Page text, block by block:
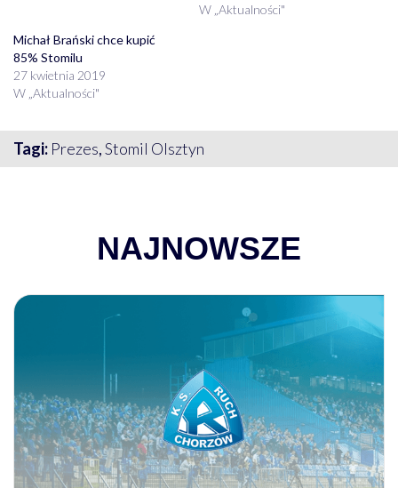
W „Aktualności"
Michał Brański chce kupić
85% Stomilu
27 kwietnia 2019
W „Aktualności"
Tagi: Prezes,Stomil Olsztyn
NAJNOWSZE